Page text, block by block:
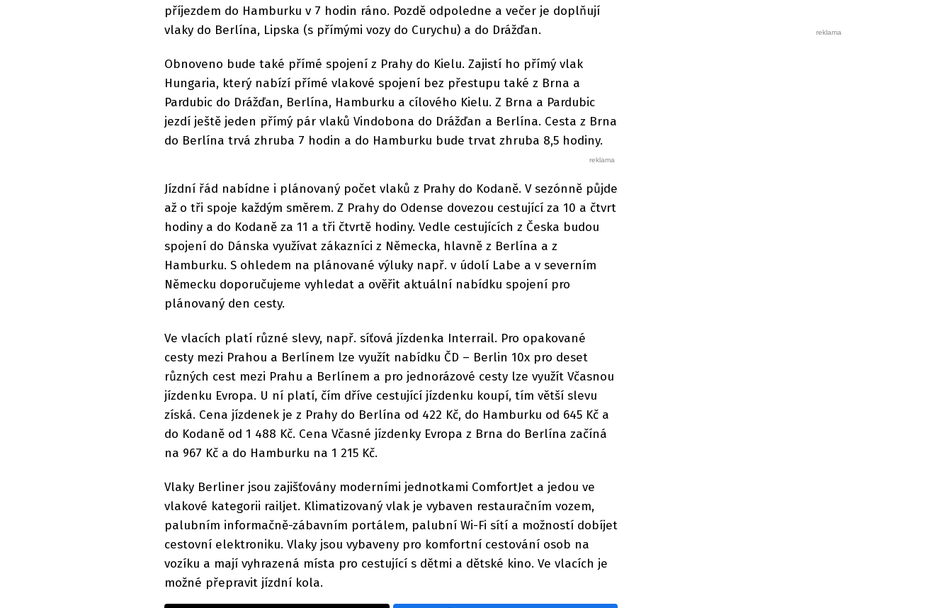
příjezdem do Hamburku v 7 hodin ráno. Pozdě odpoledne a večer je doplňují
vlaky do Berlína, Lipska (s přímými vozy do Curychu) a do Drážďan.
Obnoveno bude také přímé spojení z Prahy do Kielu. Zajistí ho přímý vlak
Hungaria, který nabízí přímé vlakové spojení bez přestupu také z Brna a
Pardubic do Drážďan, Berlína, Hamburku a cílového Kielu. Z Brna a Pardubic
jezdí ještě jeden přímý pár vlaků Vindobona do Drážďan a Berlína. Cesta z Brna
do Berlína trvá zhruba 7 hodin a do Hamburku bude trvat zhruba 8,5 hodiny.
Jízdní řád nabídne i plánovaný počet vlaků z Prahy do Kodaně. V sezónně půjde
až o tři spoje každým směrem. Z Prahy do Odense dovezou cestující za 10 a čtvrt
hodiny a do Kodaně za 11 a tři čtvrtě hodiny. Vedle cestujících z Česka budou
spojení do Dánska využívat zákazníci z Německa, hlavně z Berlína a z
Hamburku. S ohledem na plánované výluky např. v údolí Labe a v severním
Německu doporučujeme vyhledat a ověřit aktuální nabídku spojení pro
plánovaný den cesty.
Ve vlacích platí různé slevy, např. síťová jízdenka Interrail. Pro opakované
cesty mezi Prahou a Berlínem lze využít nabídku ČD – Berlin 10x pro deset
různých cest mezi Prahu a Berlínem a pro jednorázové cesty lze využít Včasnou
jízdenku Evropa. U ní platí, čím dříve cestující jízdenku koupí, tím větší slevu
získá. Cena jízdenek je z Prahy do Berlína od 422 Kč, do Hamburku od 645 Kč a
do Kodaně od 1 488 Kč. Cena Včasné jízdenky Evropa z Brna do Berlína začíná
na 967 Kč a do Hamburku na 1 215 Kč.
Vlaky Berliner jsou zajišťovány moderními jednotkami ComfortJet a jedou ve
vlakové kategorii railjet. Klimatizovaný vlak je vybaven restauračním vozem,
palubním informačně-zábavním portálem, palubní Wi-Fi sítí a možností dobíjet
cestovní elektroniku. Vlaky jsou vybaveny pro komfortní cestování osob na
vozíku a mají vyhrazená místa pro cestující s dětmi a dětské kino. Ve vlacích je
možné přepravit jízdní kola.